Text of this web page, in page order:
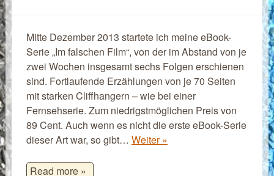
Mitte Dezember 2013 startete ich meine eBook-
Serie „Im falschen Film“, von der im Abstand von je
zwei Wochen insgesamt sechs Folgen erschienen
sind. Fortlaufende Erzählungen von je 70 Seiten
mit starken Cliffhangern – wie bei einer
Fernsehserie. Zum niedrigstmöglichen Preis von
89 Cent. Auch wenn es nicht die erste eBook-Serie
dieser Art war, so gibt… Weiter »
Read more »